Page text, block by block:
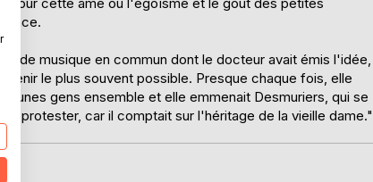
pour cette âme où l'égoïsme et le goût des petites
de musique en commun dont le docteur avait émis l'idée,
le plus souvent possible. Presque chaque fois, elle
gens ensemble et elle emmenait Desmuriers, qui se
protester, car il comptait sur l'héritage de la vieille dame."